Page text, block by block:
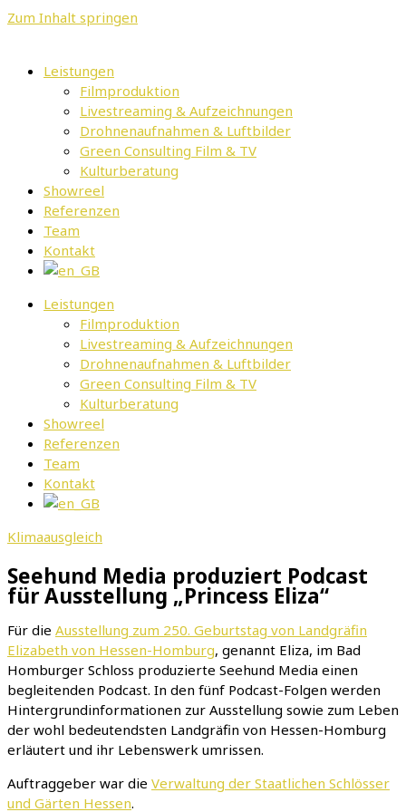
Zum Inhalt springen
Leistungen
Filmproduktion
Livestreaming & Aufzeichnungen
Drohnenaufnahmen & Luftbilder
Green Consulting Film & TV
Kulturberatung
Showreel
Referenzen
Team
Kontakt
Leistungen
Filmproduktion
Livestreaming & Aufzeichnungen
Drohnenaufnahmen & Luftbilder
Green Consulting Film & TV
Kulturberatung
Showreel
Referenzen
Team
Kontakt
Klimaausgleich
Seehund Media produziert Podcast
für Ausstellung „Princess Eliza“
Für die Ausstellung zum 250. Geburtstag von Landgräfin
Elizabeth von Hessen-Homburg, genannt Eliza, im Bad
Homburger Schloss produzierte Seehund Media einen
begleitenden Podcast. In den fünf Podcast-Folgen werden
Hintergrundinformationen zur Ausstellung sowie zum Leben
der wohl bedeutendsten Landgräfin von Hessen-Homburg
erläutert und ihr Lebenswerk umrissen.
Auftraggeber war die Verwaltung der Staatlichen Schlösser
und Gärten Hessen.